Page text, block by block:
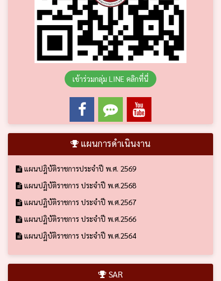
เข้าร่วมกลุ่ม LINE คลิกที่นี่
แผนการดำเนินงาน
แผนปฎิบัติราชการประจำปี พ.ศ. 2569
แผนปฏิบัติราชการ ประจำปี พ.ศ.2568
แผนปฏิบัติราชการ ประจำปี พ.ศ.2567
แผนปฏิบัติราชการ ประจำปี พ.ศ.2566
แผนปฏิบัติราชการ ประจำปี พ.ศ.2564
SAR